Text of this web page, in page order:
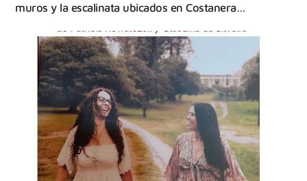
muros y la escalinata ubicados en Costanera…